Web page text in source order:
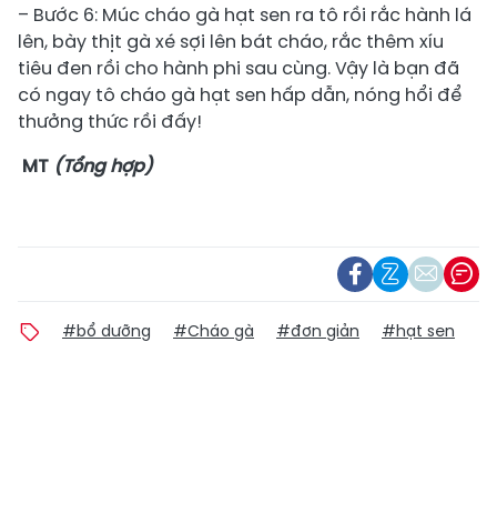
– Bước 6: Múc cháo gà hạt sen ra tô rồi rắc hành lá
lên, bày thịt gà xé sợi lên bát cháo, rắc thêm xíu
tiêu đen rồi cho hành phi sau cùng. Vậy là bạn đã
có ngay tô cháo gà hạt sen hấp dẫn, nóng hổi để
thưởng thức rồi đấy!
MT (Tổng hợp)
#bổ dưỡng #Cháo gà #đơn giản #hạt sen